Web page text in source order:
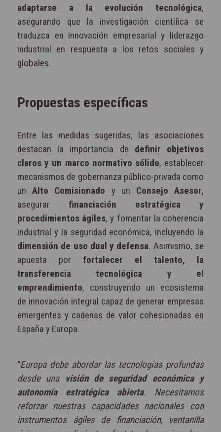
adaptarse a la evolución tecnológica,
asegurando que la investigación científica se
traduzca en innovación empresarial y liderazgo
industrial en respuesta a los retos sociales y
globales.
Propuestas específicas
Entre las medidas sugeridas, las asociaciones
destacan la importancia de definir objetivos
claros y un marco normativo sólido, establecer
mecanismos de gobernanza público-privada como
unAlto Comisionado y un Consejo Asesor,
asegurar financiación estratégica y
procedimientos ágiles, y fomentar la coherencia
industrial y la seguridad económica, incluyendo la
dimensión de uso dual y defensa. Asimismo, se
apuesta por fortalecer el talento, la
transferencia tecnológica y el
emprendimiento, construyendo un ecosistema
de innovación integral capaz de generar empresas
emergentes y cadenas de valor cohesionadas en
España y Europa.
“Europa debe abordar las tecnologías profundas
desde una
visión de seguridad económica y
autonomía estratégica abierta. Necesitamos
reforzar nuestras capacidades nacionales con
instrumentos ágiles de financiación, ventanilla